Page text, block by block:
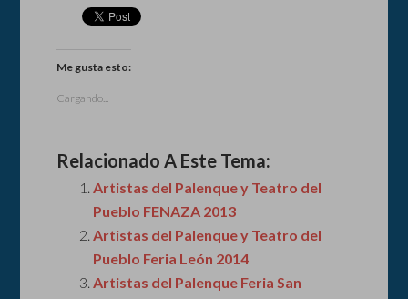
Me gusta esto:
Cargando...
Relacionado A Este Tema:
Artistas del Palenque y Teatro del
Pueblo FENAZA 2013
Artistas del Palenque y Teatro del
Pueblo Feria León 2014
Artistas del Palenque Feria San